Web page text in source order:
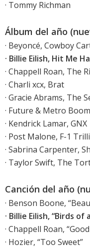
· Tommy Richman
Álbum del año
· Beyoncé, Cowboy
· Billie Eilish, Hit Me
· Chappell Roan, The
· Charli xcx, Brat
· Gracie Abrams, The
· Future & Metro
· Kendrick Lamar, GNX
· Post Malone, F-1
· Sabrina Carpenter,
· Taylor Swift, The
Canción del año
· Benson Boone,
· Billie Eilish, “Birds of
· Chappell Roan,
· Hozier, “Too Sweet”